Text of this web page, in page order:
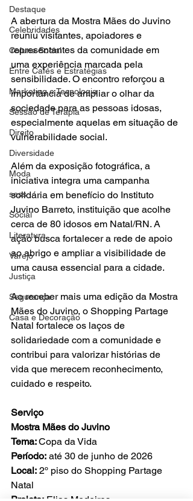
Destaque
Celebridades
Coluna Social
Entre Cafés e Estratégias
Marketing e Tecnologia
Sessão de Terapia
Direito
Diversidade
Moda
sess
Social
Literatura
Varejo
Justiça
Segurança
Casa e Decoração
A abertura da Mostra Mães do Juvino
reuniu visitantes, apoiadores e
representantes da comunidade em
uma experiência marcada pela
sensibilidade. O encontro reforçou a
importância de ampliar o olhar da
sociedade para as pessoas idosas,
especialmente aquelas em situação de
vulnerabilidade social.
Além da exposição fotográfica, a
iniciativa integra uma campanha
solidária em benefício do Instituto
Juvino Barreto, instituição que acolhe
cerca de 80 idosos em Natal/RN. A
ação busca fortalecer a rede de apoio
ao abrigo e ampliar a visibilidade de
uma causa essencial para a cidade.
Ao receber mais uma edição da Mostra
Mães do Juvino, o Shopping Partage
Natal fortalece os laços de
solidariedade com a comunidade e
contribui para valorizar histórias de
vida que merecem reconhecimento,
cuidado e respeito.
Serviço
Mostra Mães do Juvino
Tema: Copa da Vida
Período: até 30 de junho de 2026
Local: 2º piso do Shopping Partage
Natal